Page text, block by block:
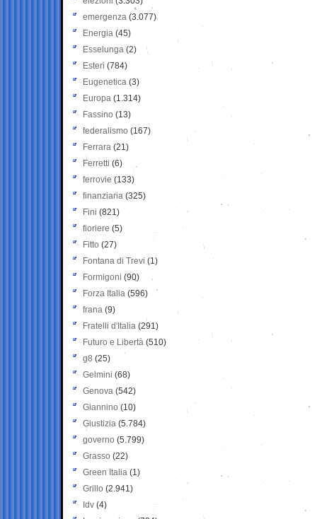
emergenza (3.077)
Energia (45)
Esselunga (2)
Esteri (784)
Eugenetica (3)
Europa (1.314)
Fassino (13)
federalismo (167)
Ferrara (21)
Ferretti (6)
ferrovie (133)
finanziaria (325)
Fini (821)
fioriere (5)
Fitto (27)
Fontana di Trevi (1)
Formigoni (90)
Forza Italia (596)
frana (9)
Fratelli d'Italia (291)
Futuro e Libertà (510)
g8 (25)
Gelmini (68)
Genova (542)
Giannino (10)
Giustizia (5.784)
governo (5.799)
Grasso (22)
Green Italia (1)
Grillo (2.941)
Idv (4)